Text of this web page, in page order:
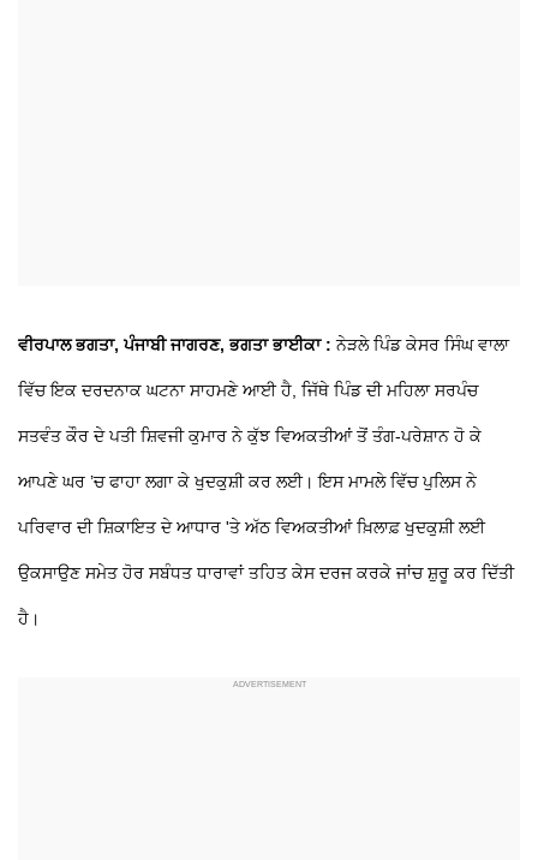
ਵੀਰਪਾਲ ਭਗਤਾ, ਪੰਜਾਬੀ ਜਾਗਰਣ, ਭਗਤਾ ਭਾਈਕਾ : ਨੇੜਲੇ ਪਿੰਡ ਕੇਸਰ ਸਿੰਘ ਵਾਲਾ
ਵਿੱਚ ਇਕ ਦਰਦਨਾਕ ਘਟਨਾ ਸਾਹਮਣੇ ਆਈ ਹੈ, ਜਿੱਥੇ ਪਿੰਡ ਦੀ ਮਹਿਲਾ ਸਰਪੰਚ
ਸਤਵੰਤ ਕੌਰ ਦੇ ਪਤੀ ਸ਼ਿਵਜੀ ਕੁਮਾਰ ਨੇ ਕੁੱਝ ਵਿਅਕਤੀਆਂ ਤੋਂ ਤੰਗ-ਪਰੇਸ਼ਾਨ ਹੋ ਕੇ
ਆਪਣੇ ਘਰ ’ਚ ਫਾਹਾ ਲਗਾ ਕੇ ਖੁਦਕੁਸ਼ੀ ਕਰ ਲਈ। ਇਸ ਮਾਮਲੇ ਵਿੱਚ ਪੁਲਿਸ ਨੇ
ਪਰਿਵਾਰ ਦੀ ਸ਼ਿਕਾਇਤ ਦੇ ਆਧਾਰ 'ਤੇ ਅੱਠ ਵਿਅਕਤੀਆਂ ਖ਼ਿਲਾਫ਼ ਖੁਦਕੁਸ਼ੀ ਲਈ
ਉਕਸਾਉਣ ਸਮੇਤ ਹੋਰ ਸਬੰਧਤ ਧਾਰਾਵਾਂ ਤਹਿਤ ਕੇਸ ਦਰਜ ਕਰਕੇ ਜਾਂਚ ਸ਼ੁਰੂ ਕਰ ਦਿੱਤੀ
ਹੈ।